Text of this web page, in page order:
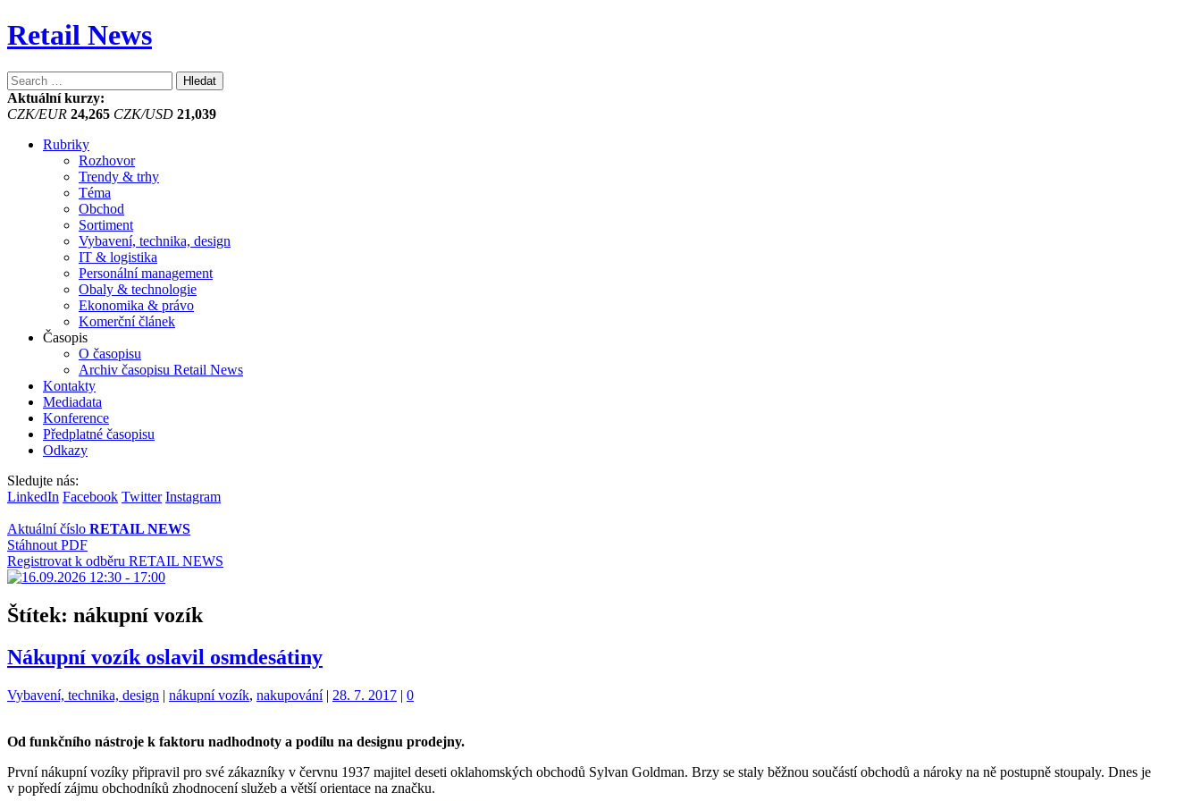
Retail News
Vyhledávání
Aktuální kurzy:
CZK/EUR 24,265 CZK/USD 21,039
Rubriky
Rozhovor
Trendy & trhy
Téma
Obchod
Sortiment
Vybavení, technika, design
IT & logistika
Personální management
Obaly & technologie
Ekonomika & právo
Komerční článek
Časopis
O časopisu
Archiv časopisu Retail News
Kontakty
Mediadata
Konference
Předplatné časopisu
Odkazy
Sledujte nás:
LinkedIn Facebook Twitter Instagram
Aktuální číslo RETAIL NEWS
Stáhnout PDF
Registrovat k odběru RETAIL NEWS
Štítek: nákupní vozík
Nákupní vozík oslavil osmdesátiny
Kategorie:
Vybavení, technika, design | Štítky:
nákupní vozík, nakupování | 28. 7. 2017 | 0
Od funkčního nástroje k faktoru nadhodnoty a podílu na designu prodejny.
První nákupní vozíky připravil pro své zákazníky v červnu 1937 majitel deseti oklahomských obchodů Sylvan Goldman. Brzy se staly běžnou součástí obchodů a nároky na ně postupně stoupaly. Dnes je
v popředí zájmu obchodníků zhodnocení služeb a větší orientace na značku.